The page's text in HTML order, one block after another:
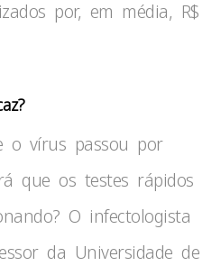
por, em média, R$
o vírus passou por
que os testes rápidos
O infectologista
da Universidade de